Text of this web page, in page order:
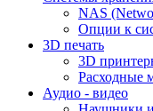
NAS
Опции к
3D печать
3D
Расходные
Аудио - видео